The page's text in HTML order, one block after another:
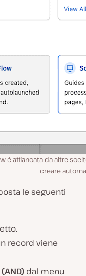
è affiancata da altre
creare
le seguenti
record viene
dal menu